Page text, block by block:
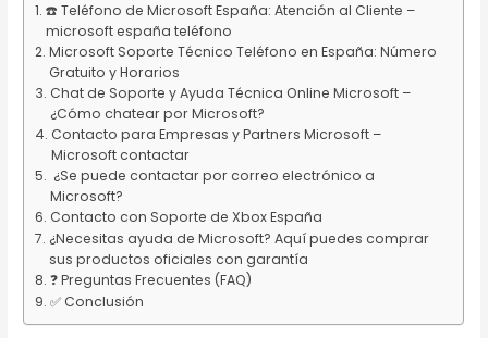
☎️ Teléfono de Microsoft España: Atención al Cliente –
microsoft españa teléfono
Microsoft Soporte Técnico Teléfono en España: Número
Gratuito y Horarios
Chat de Soporte y Ayuda Técnica Online Microsoft –
¿Cómo chatear por Microsoft?
Contacto para Empresas y Partners Microsoft –
Microsoft contactar
¿Se puede contactar por correo electrónico a
Microsoft?
Contacto con Soporte de Xbox España
¿Necesitas ayuda de Microsoft? Aquí puedes comprar
sus productos oficiales con garantía
❓ Preguntas Frecuentes (FAQ)
✅ Conclusión